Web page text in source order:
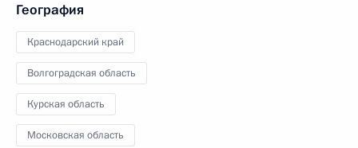
География
Краснодарский край
Волгоградская область
Курская область
Московская область